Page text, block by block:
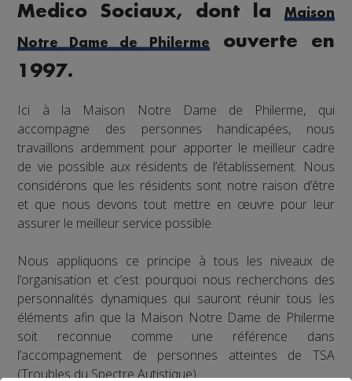
Medico Sociaux, dont la
Maison
Notre Dame de Philerme
ouverte en
1997.
Ici à la Maison Notre Dame de Philerme, qui
accompagne des personnes handicapées, nous
travaillons ardemment pour apporter le meilleur cadre
de vie possible aux résidents de l’établissement. Nous
considérons que les résidents sont notre raison d’être
et que nous devons tout mettre en œuvre pour leur
assurer le meilleur service possible.
Nous appliquons ce principe à tous les niveaux de
l’organisation et c’est pourquoi nous recherchons des
personnalités dynamiques qui sauront réunir tous les
éléments afin que la Maison Notre Dame de Philerme
soit reconnue comme une référence dans
l’accompagnement de personnes atteintes de TSA
(Troubles du Spectre Autistique).